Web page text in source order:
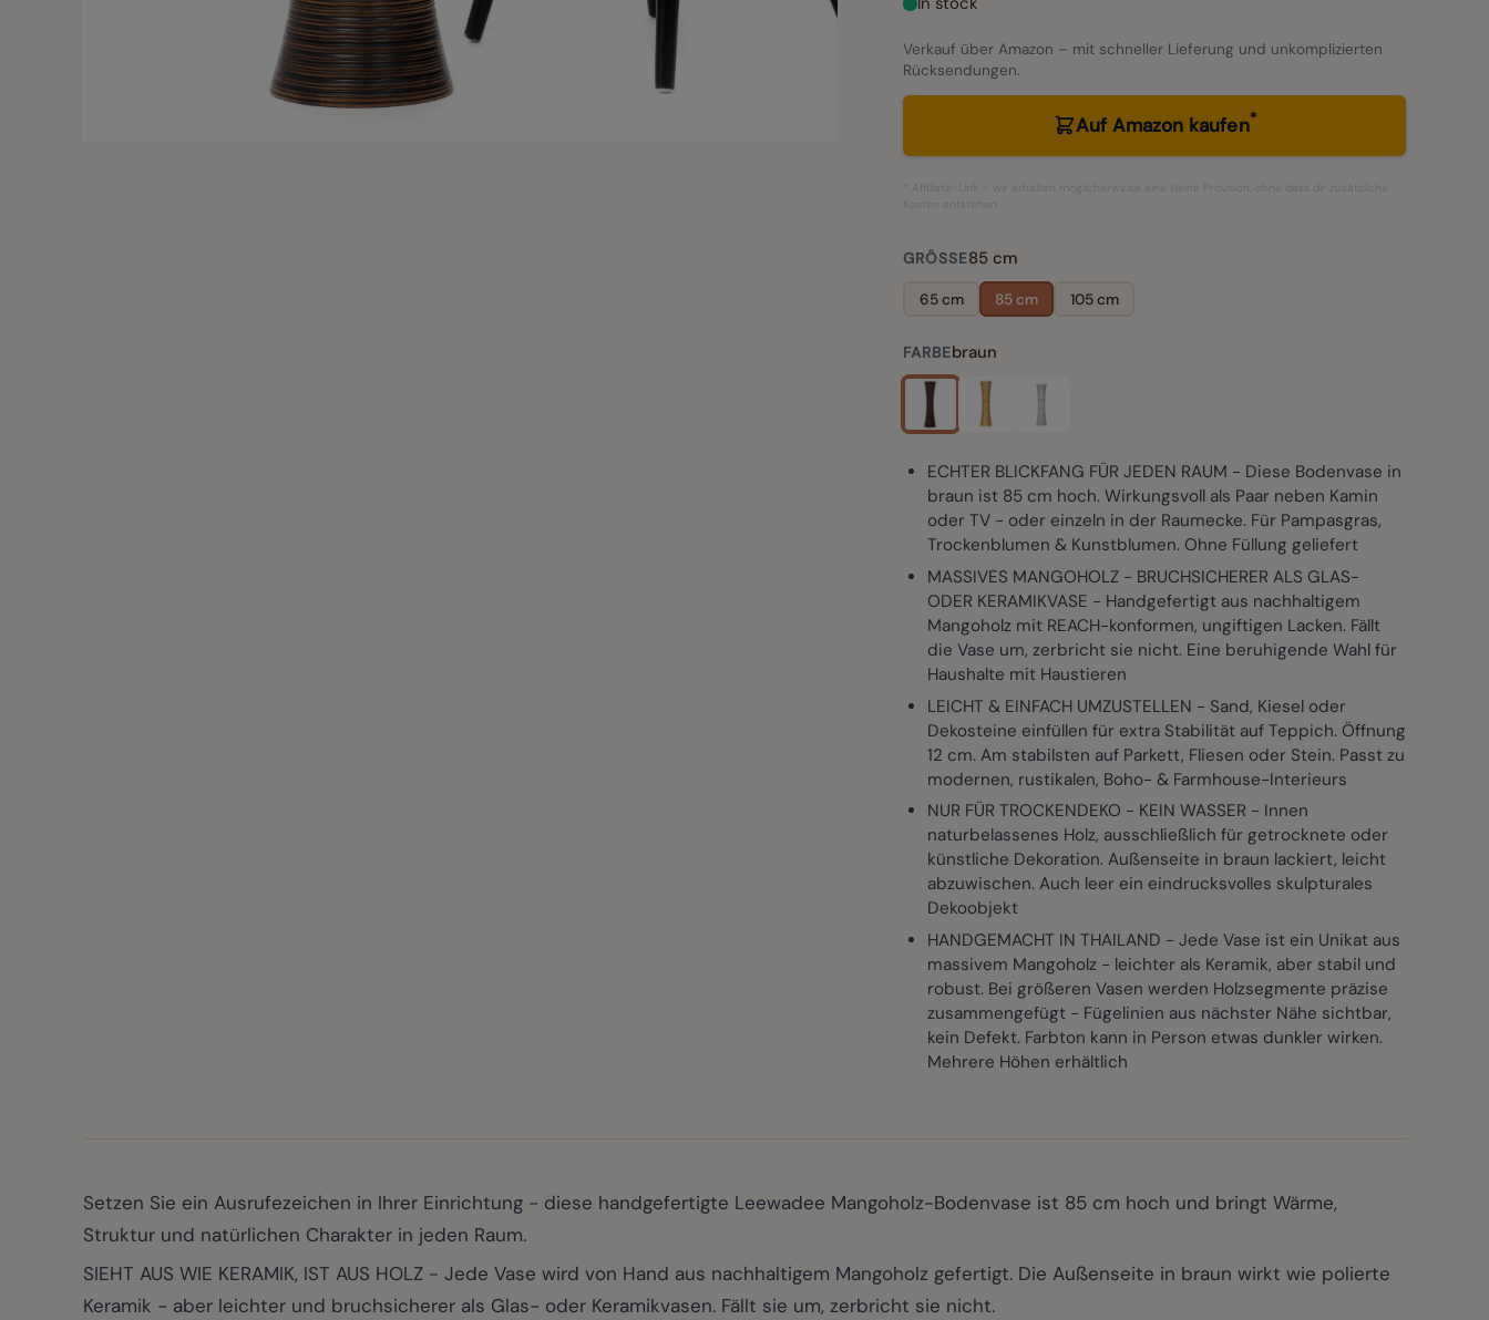
Verkauf über Amazon – mit schneller Lieferung und unkomplizierten
Rücksendungen.
Auf Amazon kaufen*
* Affiliate-Link – wir erhalten möglicherweise eine kleine Provision, ohne dass dir zusätzliche
Kosten entstehen.
GRÖSSE85 cm
65 cm 85 cm 105 cm
FARBEbraun
ECHTER BLICKFANG FÜR JEDEN RAUM - Diese Bodenvase in
braun ist 85 cm hoch. Wirkungsvoll als Paar neben Kamin
oder TV - oder einzeln in der Raumecke. Für Pampasgras,
Trockenblumen & Kunstblumen. Ohne Füllung geliefert
MASSIVES MANGOHOLZ - BRUCHSICHERER ALS GLAS-
ODER KERAMIKVASE - Handgefertigt aus nachhaltigem
Mangoholz mit REACH-konformen, ungiftigen Lacken. Fällt
die Vase um, zerbricht sie nicht. Eine beruhigende Wahl für
Haushalte mit Haustieren
LEICHT & EINFACH UMZUSTELLEN - Sand, Kiesel oder
Dekosteine einfüllen für extra Stabilität auf Teppich. Öffnung
12 cm. Am stabilsten auf Parkett, Fliesen oder Stein. Passt zu
modernen, rustikalen, Boho- & Farmhouse-Interieurs
NUR FÜR TROCKENDEKO - KEIN WASSER - Innen
naturbelassenes Holz, ausschließlich für getrocknete oder
künstliche Dekoration. Außenseite in braun lackiert, leicht
abzuwischen. Auch leer ein eindrucksvolles skulpturales
Dekoobjekt
HANDGEMACHT IN THAILAND - Jede Vase ist ein Unikat aus
massivem Mangoholz - leichter als Keramik, aber stabil und
robust. Bei größeren Vasen werden Holzsegmente präzise
zusammengefügt - Fügelinien aus nächster Nähe sichtbar,
kein Defekt. Farbton kann in Person etwas dunkler wirken.
Mehrere Höhen erhältlich
Setzen Sie ein Ausrufezeichen in Ihrer Einrichtung - diese handgefertigte Leewadee Mangoholz-Bodenvase ist 85 cm hoch und bringt Wärme,
Struktur und natürlichen Charakter in jeden Raum.
SIEHT AUS WIE KERAMIK, IST AUS HOLZ - Jede Vase wird von Hand aus nachhaltigem Mangoholz gefertigt. Die Außenseite in braun wirkt wie polierte
Keramik - aber leichter und bruchsicherer als Glas- oder Keramikvasen. Fällt sie um, zerbricht sie nicht.